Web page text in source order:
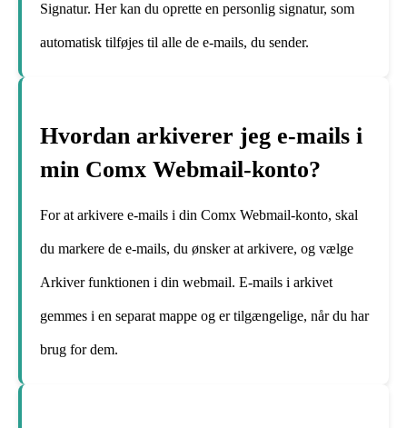
Signatur. Her kan du oprette en personlig signatur, som
automatisk tilføjes til alle de e-mails, du sender.
Hvordan arkiverer jeg e-mails i
min Comx Webmail-konto?
For at arkivere e-mails i din Comx Webmail-konto, skal
du markere de e-mails, du ønsker at arkivere, og vælge
Arkiver funktionen i din webmail. E-mails i arkivet
gemmes i en separat mappe og er tilgængelige, når du har
brug for dem.